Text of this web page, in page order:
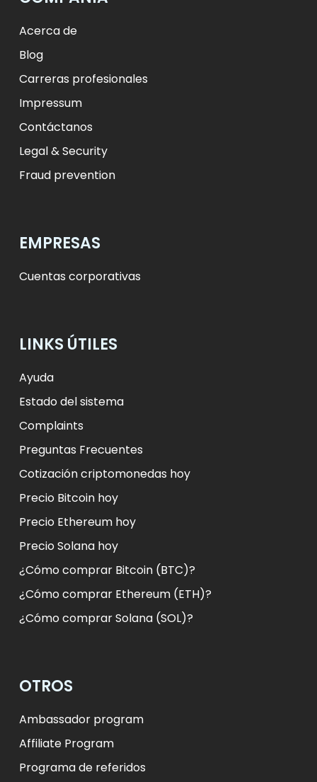
ft HUF
zł PLN
Acerca de
Blog
Carreras profesionales
Impressum
Contáctanos
Legal & Security
Fraud prevention
EMPRESAS
Cuentas corporativas
LINKS ÚTILES
Ayuda
Estado del sistema
Complaints
Preguntas Frecuentes
Cotización criptomonedas hoy
Precio Bitcoin hoy
Precio Ethereum hoy
Precio Solana hoy
¿Cómo comprar Bitcoin (BTC)?
¿Cómo comprar Ethereum (ETH)?
¿Cómo comprar Solana (SOL)?
OTROS
Ambassador program
Affiliate Program
Programa de referidos